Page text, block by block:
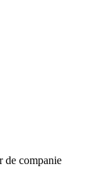
de companie